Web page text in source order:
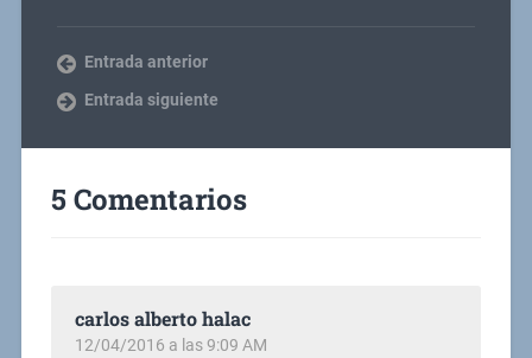
Entrada anterior
Entrada siguiente
5 Comentarios
carlos alberto halac
12/04/2016 a las 9:09 AM